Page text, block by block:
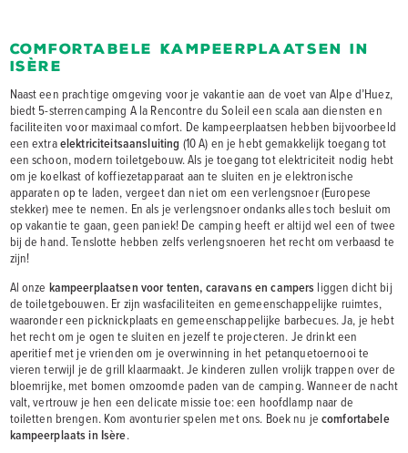
Comfortabele kampeerplaatsen in
Isère
Naast een prachtige omgeving voor je vakantie aan de voet van Alpe d’Huez,
biedt 5-sterrencamping A la Rencontre du Soleil een scala aan diensten en
faciliteiten voor maximaal comfort. De kampeerplaatsen hebben bijvoorbeeld
een extraelektriciteitsaansluiting (10 A) en je hebt gemakkelijk toegang tot
een schoon, modern toiletgebouw. Als je toegang tot elektriciteit nodig hebt
om je koelkast of koffiezetapparaat aan te sluiten en je elektronische
apparaten op te laden, vergeet dan niet om een verlengsnoer (Europese
stekker) mee te nemen. En als je verlengsnoer ondanks alles toch besluit om
op vakantie te gaan, geen paniek! De camping heeft er altijd wel een of twee
bij de hand. Tenslotte hebben zelfs verlengsnoeren het recht om verbaasd te
zijn!
Al onze kampeerplaatsen voor tenten, caravans en campers liggen dicht bij
de toiletgebouwen. Er zijn wasfaciliteiten en gemeenschappelijke ruimtes,
waaronder een picknickplaats en gemeenschappelijke barbecues. Ja, je hebt
het recht om je ogen te sluiten en jezelf te projecteren. Je drinkt een
aperitief met je vrienden om je overwinning in het petanquetoernooi te
vieren terwijl je de grill klaarmaakt. Je kinderen zullen vrolijk trappen over de
bloemrijke, met bomen omzoomde paden van de camping. Wanneer de nacht
valt, vertrouw je hen een delicate missie toe: een hoofdlamp naar de
toiletten brengen. Kom avonturier spelen met ons. Boek nu jecomfortabele
kampeerplaats in Isère.